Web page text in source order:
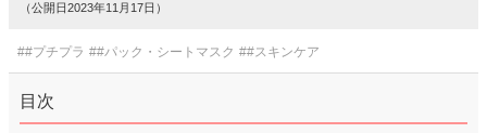
（公開日2023年11月17日）
##プチプラ ##パック・シートマスク ##スキンケア
目次